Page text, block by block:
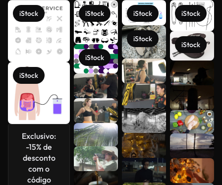
iStock
iStock
Exclusivo:
-15% de
desconto
com o
código
iStock
iStock
iStock
iStock
iStock
iStock
Veja mais